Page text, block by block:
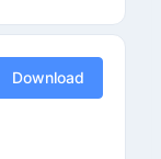
Download